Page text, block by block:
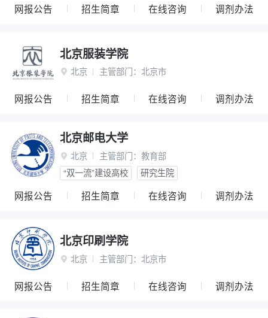
网报公告 招生简章 在线咨询 调剂办法
北京服装学院
 北京 主管部门： 北京市
网报公告 招生简章 在线咨询 调剂办法
北京邮电大学
 北京 主管部门： 教育部
“双一流”建设高校
研究生院
网报公告 招生简章 在线咨询 调剂办法
北京印刷学院
 北京 主管部门： 北京市
网报公告 招生简章 在线咨询 调剂办法